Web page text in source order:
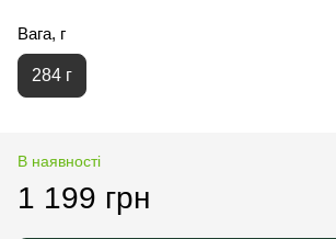
Вага, г
284 г
В наявності
1 199 грн